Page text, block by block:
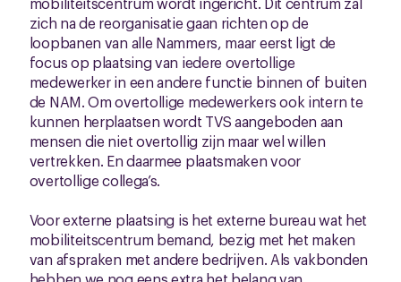
zich na de reorganisatie gaan richten op de
loopbanen van alle Nammers, maar eerst ligt de
focus op plaatsing van iedere overtollige
medewerker in een andere functie binnen of buiten
de NAM. Om overtollige medewerkers ook intern te
kunnen herplaatsen wordt TVS aangeboden aan
mensen die niet overtollig zijn maar wel willen
vertrekken. En daarmee plaatsmaken voor
overtollige collega’s.
Voor externe plaatsing is het externe bureau wat het
mobiliteitscentrum bemand, bezig met het maken
van afspraken met andere bedrijven. Als vakbonden